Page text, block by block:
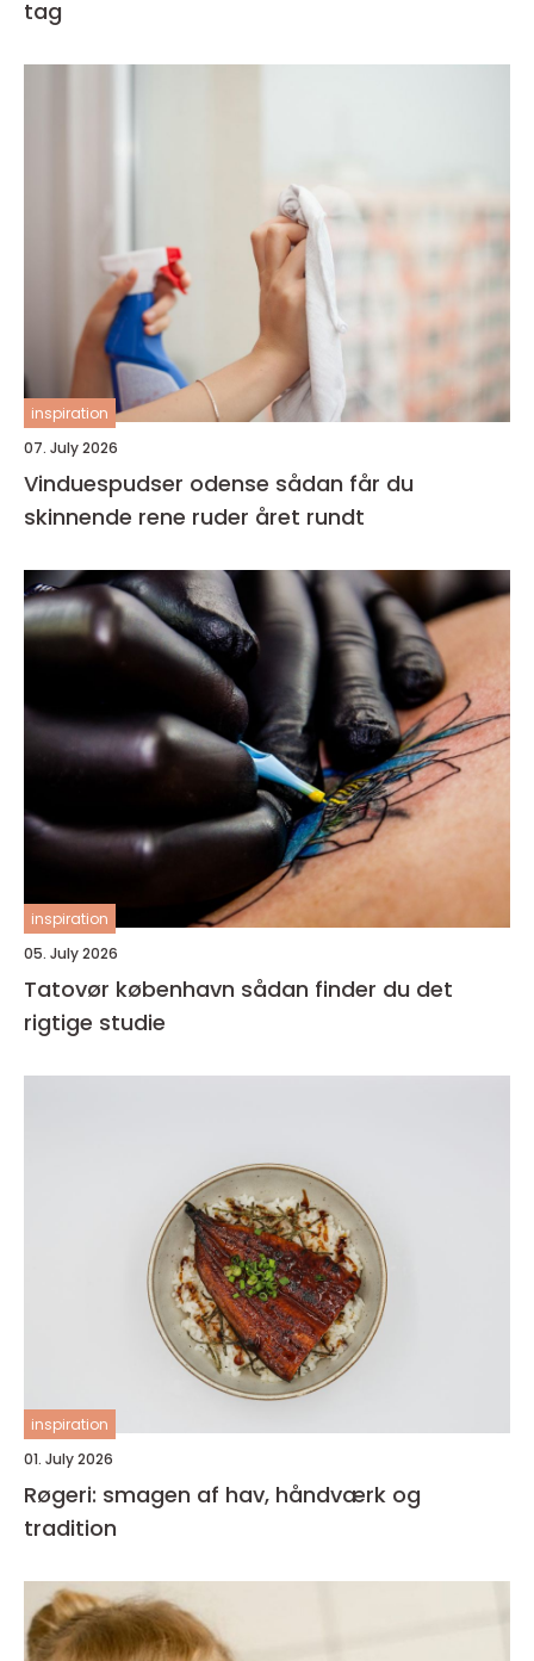
tag
inspiration
07. July 2026
Vinduespudser odense sådan får du
skinnende rene ruder året rundt
inspiration
05. July 2026
Tatovør københavn sådan finder du det
rigtige studie
inspiration
01. July 2026
Røgeri: smagen af hav, håndværk og
tradition